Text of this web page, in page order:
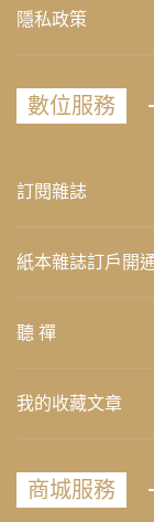
隱私政策
數位服務
訂閱雜誌
紙本雜誌訂戶開
聽 禪
我的收藏文章
商城服務